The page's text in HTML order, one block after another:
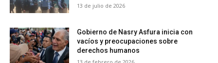
13 de julio de 2026
Gobierno de Nasry Asfura inicia con
vacíos y preocupaciones sobre
derechos humanos